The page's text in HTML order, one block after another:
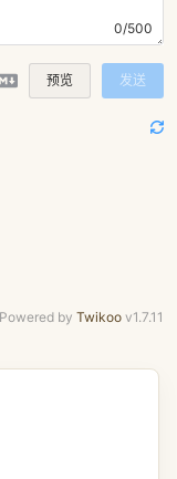
0/500
预览 发送
Powered by Twikoo v1.7.11